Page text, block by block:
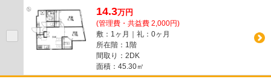
14.3万円
(管理費・共益費 2,000円)
敷：1ヶ月｜礼：0ヶ月
所在階：1階
間取り：2DK
面積：45.30㎡